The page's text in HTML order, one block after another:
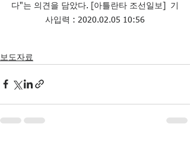
다"는 의견을 담았다. [아틀란타 조선일보]  기
사입력 : 2020.02.05 10:56
보도자료